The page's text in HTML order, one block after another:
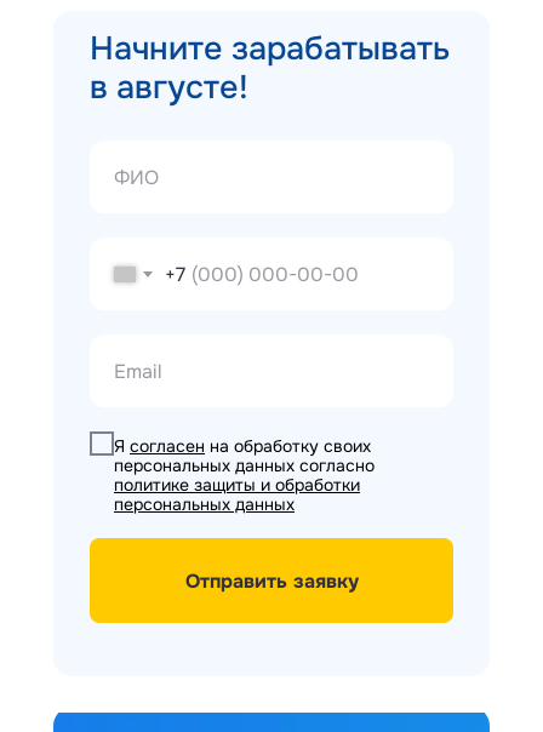
+7
Я согласен на обработку своих
персональных данных согласно
политике защиты и обработки
персональных данных
Отправить заявку
Начните зарабатывать
в августе!